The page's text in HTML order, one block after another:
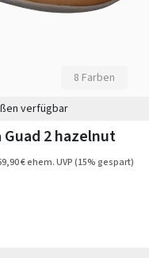
8 Farben
verfügbar
Guad 2 hazelnut
€ehem. UVP(15% gespart)